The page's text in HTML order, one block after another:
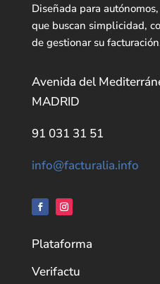
Diseñada para
que buscan simplicidad,
de gestionar su
Avenida del
MADRID
91 031 31 51
info@facturalia.info
Plataforma
Verifactu